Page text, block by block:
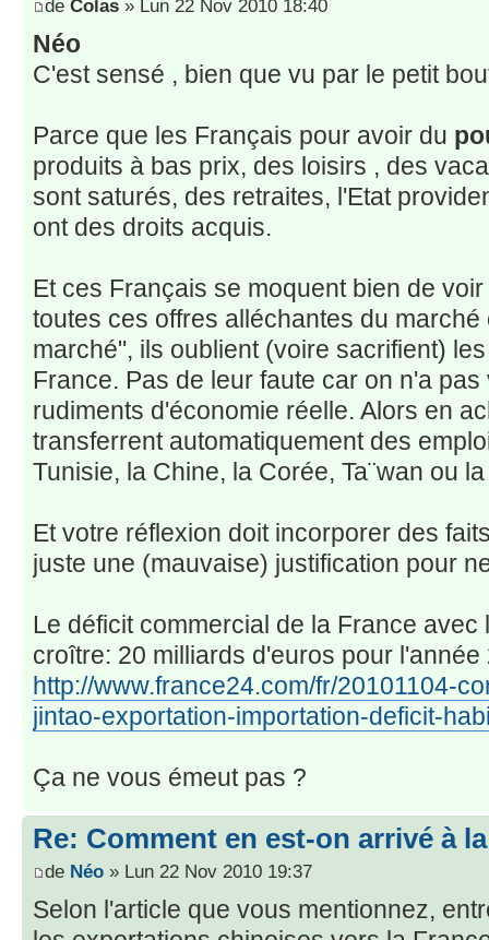
de Colas » Lun 22 Nov 2010 18:40
Néo
C'est sensé , bien que vu par le petit
Parce que les Français pour avoir du
produits à bas prix, des loisirs , des
sont saturés, des retraites, l'Etat
ont des droits acquis.
Et ces Français se moquent bien de
toutes ces offres alléchantes du
marché", ils oublient (voire sacrifient)
France. Pas de leur faute car on n'a
rudiments d'économie réelle. Alors en
transferrent automatiquement des
Tunisie, la Chine, la Corée, Ta¨wan ou
Et votre réflexion doit incorporer des
juste une (mauvaise) justification pour
Le déficit commercial de la France
croître: 20 milliards d'euros pour l'année
http://www.france24.com/fr/20101104-
jintao-exportation-importation-deficit-
Ça ne vous émeut pas ?
Re: Comment en est-on arrivé à
de Néo » Lun 22 Nov 2010 19:37
Selon l'article que vous mentionnez,